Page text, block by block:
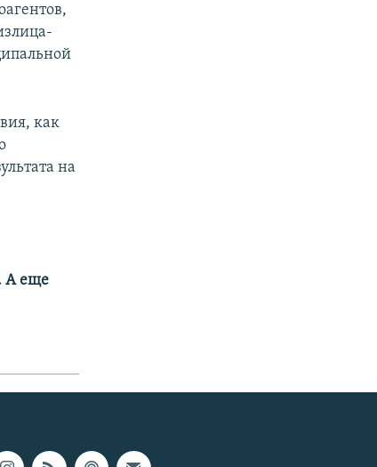
как
на
А еще